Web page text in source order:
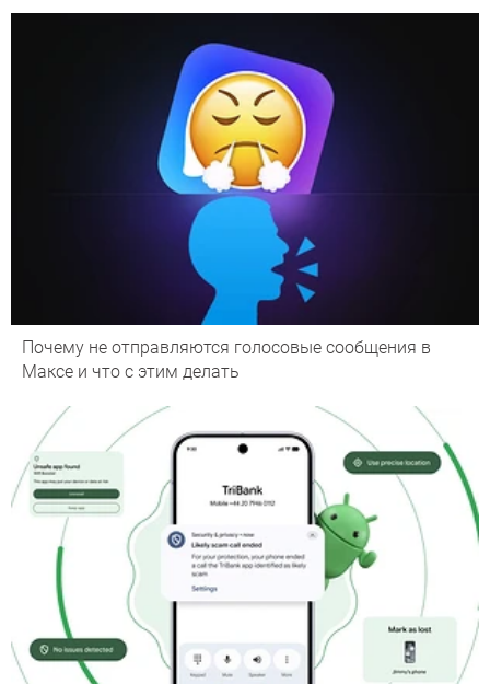
Почему не отправляются голосовые сообщения в
Максе и что с этим делать